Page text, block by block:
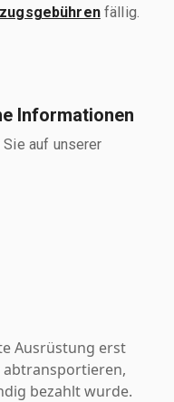
fällig.
Informationen
auf unserer
Ausrüstung erst
abtransportieren,
bezahlt wurde.